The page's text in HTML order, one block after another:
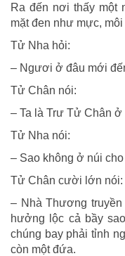
Ra đến nơi thấy một
mặt đen như mực,
Tử Nha hỏi:
– Ngươi ở đâu mới
Tử Chân nói:
– Ta là Trư Tử Chân
Tử Nha nói:
– Sao không ở núi
Tử Chân cười lớn nói:
– Nhà Thương
hưởng lộc cả bầy
chúng bay phải tỉnh
còn một đứa.